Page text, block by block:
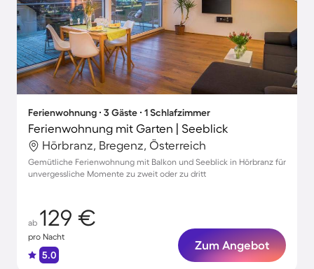
Ferienwohnung ∙ 3 Gäste ∙ 1 Schlafzimmer
Ferienwohnung mit Garten | Seeblick
Hörbranz, Bregenz, Österreich
Gemütliche Ferienwohnung mit Balkon und Seeblick in Hörbranz für
unvergessliche Momente zu zweit oder zu dritt
ab 129 €
pro Nacht
5.0
Zum Angebot